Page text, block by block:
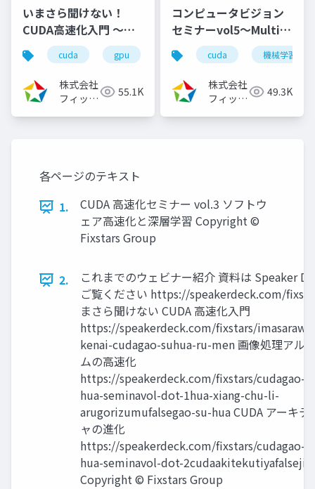
いまさら聞けない！
CUDA高速化入門 ～プ
ログラミングモデルと
アーキテクチャの解
説、高速化の実践～
（2021/10/29）
cuda gpu cuda高速化 高速化シリーズ
株式会社
フィック
55.1K
コンピュータビジョン
セミナーvol5～Multi-
View StereoのCUDA
高速化～（2024/8/7)
cuda 機械学習
株式会社
フィック
49.3K
各ページのテキスト
1.
CUDA 高速化セミナー vol.3 ソフトウ
ェア高速化と深層学習 Copyright ©
Fixstars Group
2.
これまでのウェビナー紹介 資料は Speaker
ご覧ください https://speakerdeck.com/
まさら聞けない CUDA 高速化入門
https://speakerdeck.com/fixstars/
kenai-cudagao-suhua-ru-men 画像処理アル
ムの高速化
https://speakerdeck.com/fixstars/cudagao-
hua-seminavol-dot-1hua-xiang-chu-li-
arugorizumufalsegao-su-hua CUDA アーキテ
ャの進化
https://speakerdeck.com/fixstars/cudagao-
hua-seminavol-dot-
Copyright © Fixstars Group